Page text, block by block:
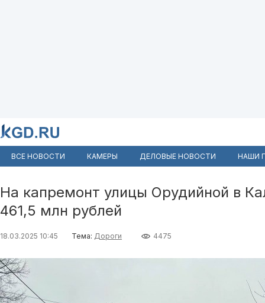
ВСЕ НОВОСТИ КАМЕРЫ ДЕЛОВЫЕ НОВОСТИ НАШИ
На капремонт улицы Орудийной в
461,5 млн рублей
18.03.2025 10:45 Тема: Дороги 4475